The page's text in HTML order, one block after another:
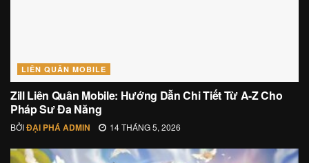
LIÊN QUÂN MOBILE
Zill Liên Quân Mobile: Hướng Dẫn Chi Tiết Từ A-Z Cho
Pháp Sư Đa Năng
BỞIĐẠI PHÁ ADMIN 14 THÁNG 5, 2026